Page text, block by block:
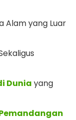
Alam yang Luar
Dunia yang